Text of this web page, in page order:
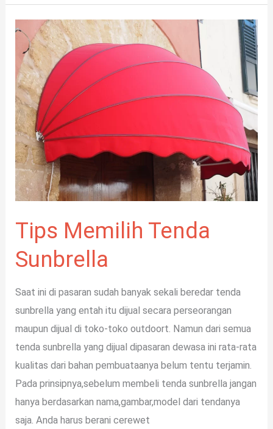
Tips Memilih Tenda
Sunbrella
Saat ini di pasaran sudah banyak sekali beredar tenda
sunbrella yang entah itu dijual secara perseorangan
maupun dijual di toko-toko outdoort. Namun dari semua
tenda sunbrella yang dijual dipasaran dewasa ini rata-rata
kualitas dari bahan pembuataanya belum tentu terjamin.
Pada prinsipnya,sebelum membeli tenda sunbrella jangan
hanya berdasarkan nama,gambar,model dari tendanya
saja. Anda harus berani cerewet
Tips
Memilih
Tenda
Sunbrella